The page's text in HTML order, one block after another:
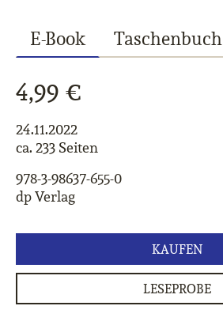
E-Book Taschenbuch
4,99 €
24.11.2022
ca. 233 Seiten
978-3-98637-655-0
dp Verlag
KAUFEN
LESEPROBE